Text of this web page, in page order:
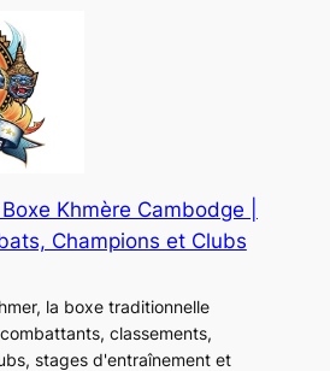
Khmère Cambodge |
Champions et Clubs
la boxe traditionnelle
classements,
stages d'entraînement et